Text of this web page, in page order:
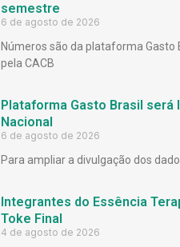
semestre
6 de agosto de 2026
Números são da plataforma
pela CACB
Plataforma Gasto Brasil será
Nacional
6 de agosto de 2026
Para ampliar a divulgação dos
Integrantes do Essência
Toke Final
4 de agosto de 2026